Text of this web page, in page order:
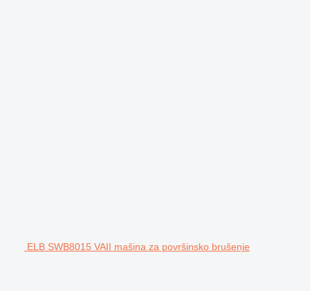
ELB SWB8015 VAII mašina za površinsko brušenje